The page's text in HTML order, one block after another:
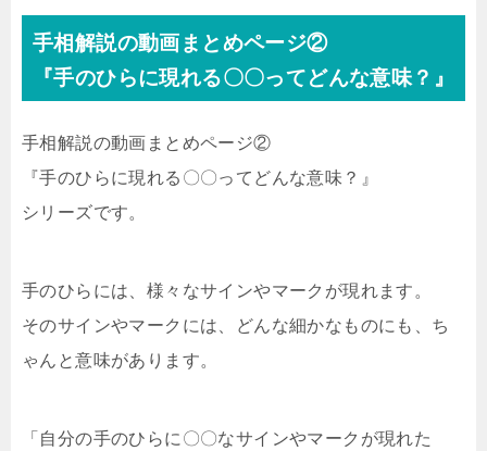
手相解説の動画まとめページ②
『手のひらに現れる〇〇ってどんな意味？』
手相解説の動画まとめページ②
『手のひらに現れる〇〇ってどんな意味？』
シリーズです。
手のひらには、様々なサインやマークが現れます。
そのサインやマークには、どんな細かなものにも、ち
ゃんと意味があります。
「自分の手のひらに〇〇なサインやマークが現れた